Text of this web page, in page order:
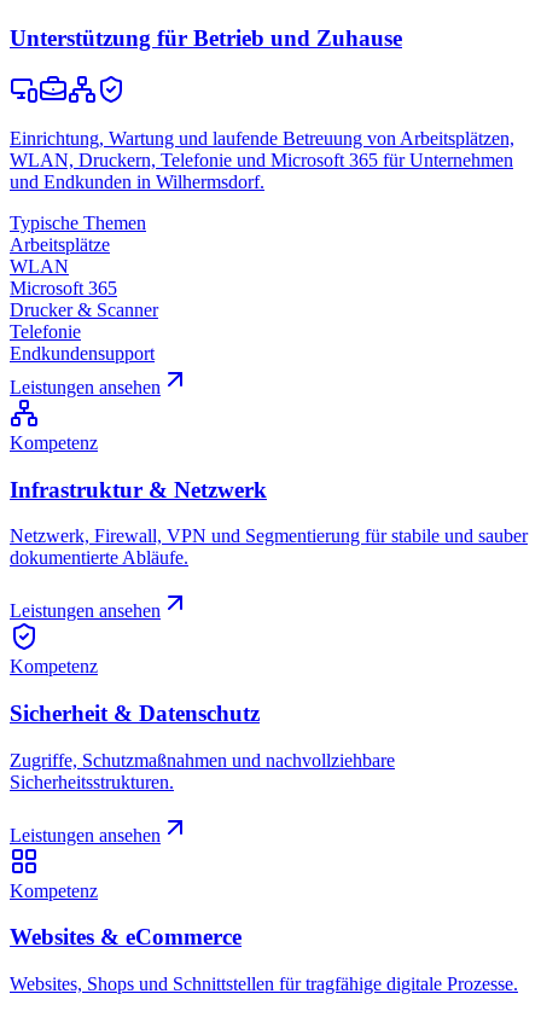
Unterstützung für Betrieb und Zuhause
Einrichtung, Wartung und laufende Betreuung von Arbeitsplätzen,
WLAN, Druckern, Telefonie und Microsoft 365 für Unternehmen
und Endkunden in Wilhermsdorf.
Typische Themen
Arbeitsplätze
WLAN
Microsoft 365
Drucker & Scanner
Telefonie
Endkundensupport
Leistungen ansehen
Kompetenz
Infrastruktur & Netzwerk
Netzwerk, Firewall, VPN und Segmentierung für stabile und sauber
dokumentierte Abläufe.
Leistungen ansehen
Kompetenz
Sicherheit & Datenschutz
Zugriffe, Schutzmaßnahmen und nachvollziehbare
Sicherheitsstrukturen.
Leistungen ansehen
Kompetenz
Websites & eCommerce
Websites, Shops und Schnittstellen für tragfähige digitale Prozesse.